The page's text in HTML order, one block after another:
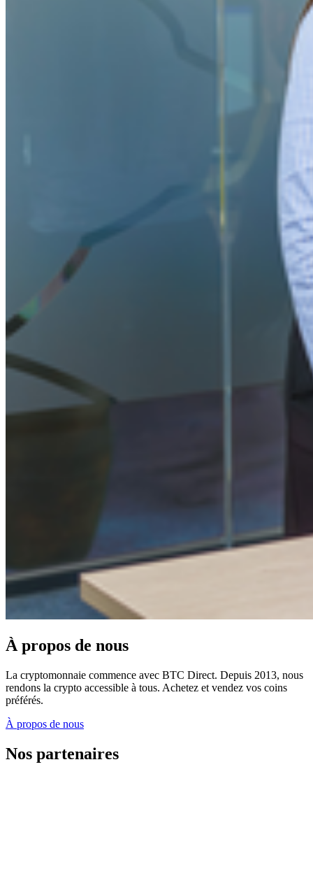
À propos de nous
La cryptomonnaie commence avec BTC Direct. Depuis 2013, nous
rendons la crypto accessible à tous. Achetez et vendez vos coins
préférés.
À propos de nous
Nos partenaires